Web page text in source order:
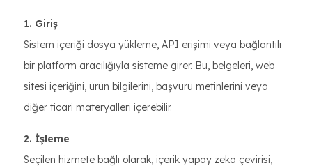
1. Giriş
Sistem içeriği dosya yükleme, API erişimi veya bağlantılı
bir platform aracılığıyla sisteme girer. Bu, belgeleri, web
sitesi içeriğini, ürün bilgilerini, başvuru metinlerini veya
diğer ticari materyalleri içerebilir.
2. İşleme
Seçilen hizmete bağlı olarak, içerik yapay zeka çevirisi,